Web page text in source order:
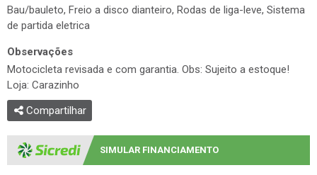
Bau/bauleto, Freio a disco dianteiro, Rodas de liga-leve, Sistema
de partida eletrica
Observações
Motocicleta revisada e com garantia. Obs: Sujeito a estoque!
Loja: Carazinho
Compartilhar
SIMULAR FINANCIAMENTO